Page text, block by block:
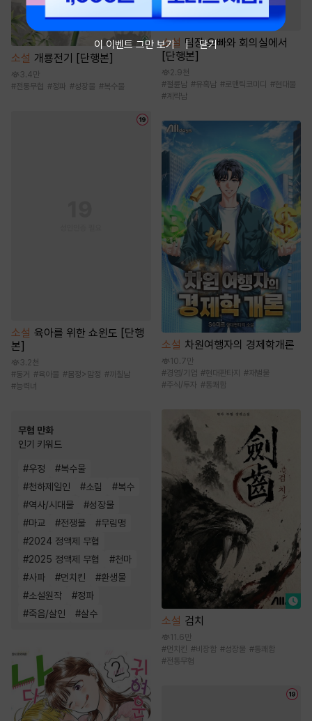
소설 개룡전기 [단행본]
3.4만
#전통무협 #정파 #성장물 #복수물
소설 육아를 위한 쇼윈도 [단행
본]
3.2천
#동거 #육아물 # 몸정>맘정 #까칠남
#능력녀
무협 만화
인기 키워드
#우정 #복수물
#천하제일인 #소림 #복수
#역사/시대물 #성장물
#마교 #전쟁물 #무림맹
#2024 정액제 무협
#2025 정액제 무협 #천마
#사파 #먼치킨 #환생물
#소설원작 #정파
#죽음/살인 #살수
소설 팀장 오빠와 회의실에서
[단행본]
2.9천
#절륜남 #유혹남 #로맨틱코미디 #현대물
#계략남
소설 차원여행자의 경제학개론
10.7만
#경영/기업 #현대판타지 #재벌물
#주식/투자 #통쾌함
소설 검치
11.6만
#먼치킨 #비장함 #성장물 #통쾌함
#전통무협
이 이벤트 그만 보기 닫기